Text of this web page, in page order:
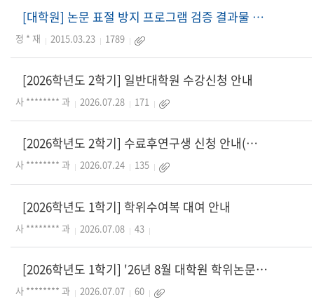
[대학원] 논문 표절 방지 프로그램 검증 결과물 제출 의무화 계획 안내
정 * 재 2015.03.23 1789
[2026학년도 2학기] 일반대학원 수강신청 안내
사 ******** 과 2026.07.28 171
[2026학년도 2학기] 수료후연구생 신청 안내(온라인)
사 ******** 과 2026.07.24 135
[2026학년도 1학기] 학위수여복 대여 안내
사 ******** 과 2026.07.08 43
[2026학년도 1학기] '26년 8월 대학원 학위논문 납본 안내
사 ******** 과 2026.07.07 60